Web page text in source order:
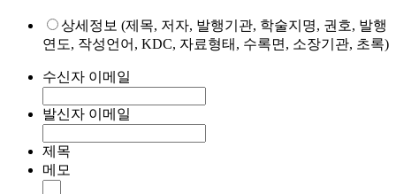
상세정보 (제목, 저자, 발행기관, 학술지명, 권호, 발행
연도, 작성언어, KDC, 자료형태, 수록면, 소장기관, 초록)
수신자 이메일
발신자 이메일
제목
메모